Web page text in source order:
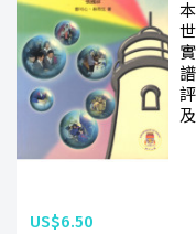
US$6.50